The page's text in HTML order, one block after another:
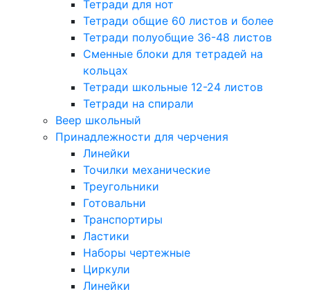
Тетради для нот
Тетради общие 60 листов и более
Тетради полуобщие 36-48 листов
Сменные блоки для тетрадей на
кольцах
Тетради школьные 12-24 листов
Тетради на спирали
Веер школьный
Принадлежности для черчения
Линейки
Точилки механические
Треугольники
Готовальни
Транспортиры
Ластики
Наборы чертежные
Циркули
Линейки